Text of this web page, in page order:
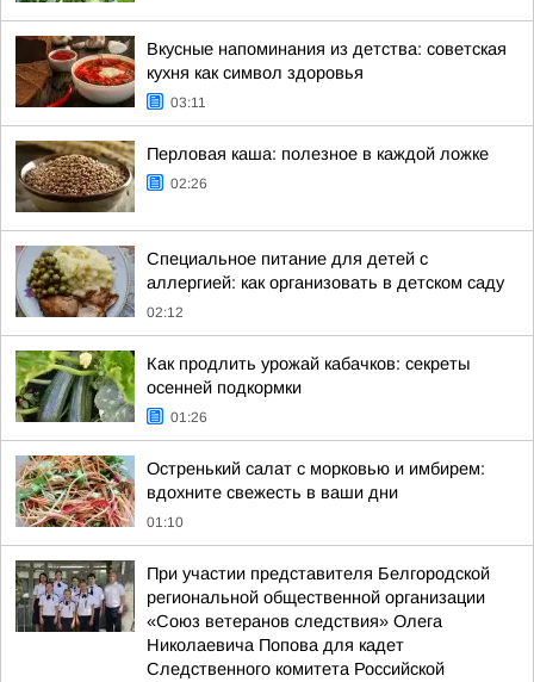
Вкусные напоминания из детства: советская
кухня как символ здоровья
03:11
Перловая каша: полезное в каждой ложке
02:26
Специальное питание для детей с
аллергией: как организовать в детском саду
02:12
Как продлить урожай кабачков: секреты
осенней подкормки
01:26
Остренький салат с морковью и имбирем:
вдохните свежесть в ваши дни
01:10
При участии представителя Белгородской
региональной общественной организации
«Союз ветеранов следствия» Олега
Николаевича Попова для кадет
Следственного комитета Российской